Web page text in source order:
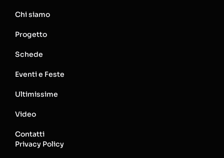
Chi siamo
Progetto
Schede
Eventi e Feste
Ultimissime
Video
Contatti
Privacy Policy